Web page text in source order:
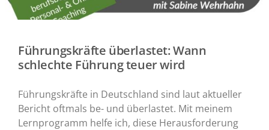
Führungskräfte überlastet: Wann
schlechte Führung teuer wird
Führungskräfte in Deutschland sind laut aktueller
Bericht oftmals be- und überlastet. Mit meinem
Lernprogramm helfe ich, diese Herausforderung